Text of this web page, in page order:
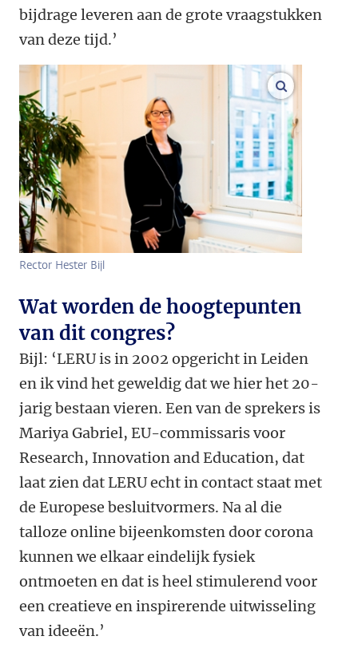
bijdrage leveren aan de grote vraagstukken
van deze tijd.’
Rector Hester Bijl
vergroot
Wat worden de hoogtepunten
van dit congres?
Bijl: ‘LERU is in 2002 opgericht in Leiden
en ik vind het geweldig dat we hier het 20-
jarig bestaan vieren. Een van de sprekers is
Mariya Gabriel, EU-commissaris voor
Research, Innovation and Education, dat
laat zien dat LERU echt in contact staat met
de Europese besluitvormers. Na al die
talloze online bijeenkomsten door corona
kunnen we elkaar eindelijk fysiek
ontmoeten en dat is heel stimulerend voor
een creatieve en inspirerende uitwisseling
van ideeën.’